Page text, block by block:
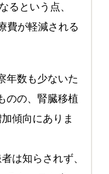
るという点、
費が軽減される
年数も少ないた
のの、腎臓移植
傾向にありま
は知らされず、